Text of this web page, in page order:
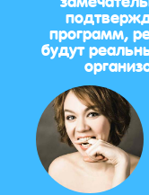
программ,
будут